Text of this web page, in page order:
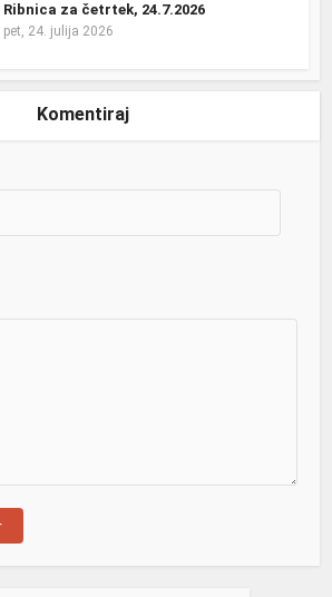
Ribnica za četrtek, 24.7.2026
pet, 24. julija 2026
Komentiraj